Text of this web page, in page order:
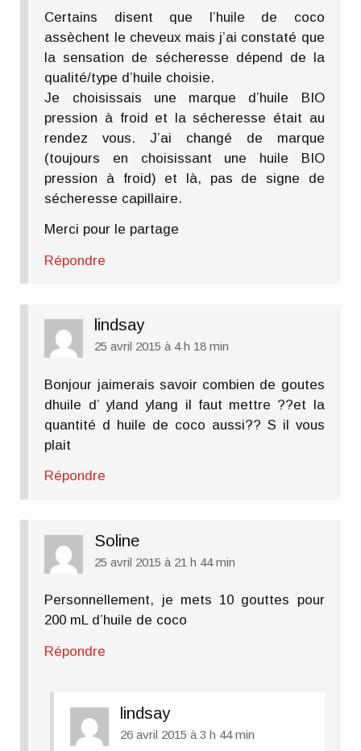
Certains disent que l’huile de coco
assèchent le cheveux mais j’ai constaté que
la sensation de sécheresse dépend de la
qualité/type d’huile choisie.
Je choisissais une marque d’huile BIO
pression à froid et la sécheresse était au
rendez vous. J’ai changé de marque
(toujours en choisissant une huile BIO
pression à froid) et là, pas de signe de
sécheresse capillaire.
Merci pour le partage
Répondre
lindsay
25 avril 2015 à 4 h 18 min
Bonjour jaimerais savoir combien de goutes
dhuile d’ yland ylang il faut mettre ??et la
quantité d huile de coco aussi?? S il vous
plait
Répondre
Soline
25 avril 2015 à 21 h 44 min
Personnellement, je mets 10 gouttes pour
200 mL d’huile de coco
Répondre
lindsay
26 avril 2015 à 3 h 44 min